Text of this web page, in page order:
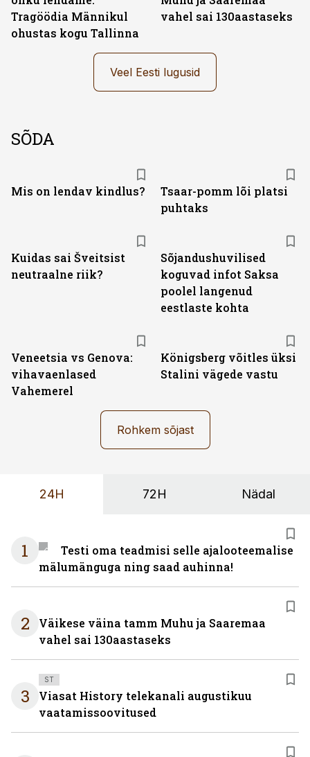
Tragöödia Männikul
ohustas kogu Tallinna
vahel sai 130aastaseks
Veel Eesti lugusid
SÕDA
Mis on lendav kindlus?
Tsaar-pomm lõi platsi
puhtaks
Kuidas sai Šveitsist
neutraalne riik?
Sõjandushuvilised
koguvad infot Saksa
poolel langenud
eestlaste kohta
Veneetsia vs Genova:
vihavaenlased
Vahemerel
Königsberg võitles üksi
Stalini vägede vastu
Rohkem sõjast
24H 72H Nädal
1
Testi oma teadmisi selle ajalooteemalise
mälumänguga ning saad auhinna!
2
Väikese väina tamm Muhu ja Saaremaa
vahel sai 130aastaseks
3
ST
Viasat History telekanali augustikuu
vaatamissoovitused